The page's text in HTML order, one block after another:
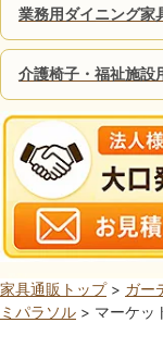
業務用ダイニング家
介護椅子・福祉施設
家具通販トップ> ガー
ミパラソル > マーケッ